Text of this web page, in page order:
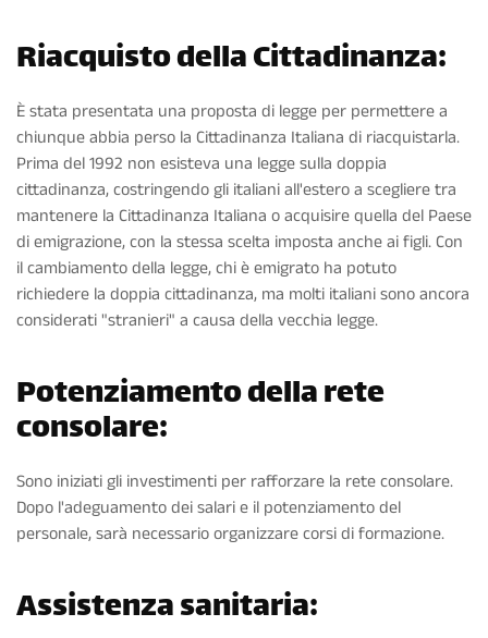
Riacquisto della Cittadinanza:
È stata presentata una proposta di legge per permettere a
chiunque abbia perso la Cittadinanza Italiana di riacquistarla.
Prima del 1992 non esisteva una legge sulla doppia
cittadinanza, costringendo gli italiani all'estero a scegliere tra
mantenere la Cittadinanza Italiana o acquisire quella del Paese
di emigrazione, con la stessa scelta imposta anche ai figli. Con
il cambiamento della legge, chi è emigrato ha potuto
richiedere la doppia cittadinanza, ma molti italiani sono ancora
considerati "stranieri" a causa della vecchia legge.
Potenziamento della rete
consolare:
Sono iniziati gli investimenti per rafforzare la rete consolare.
Dopo l'adeguamento dei salari e il potenziamento del
personale, sarà necessario organizzare corsi di formazione.
Assistenza sanitaria: